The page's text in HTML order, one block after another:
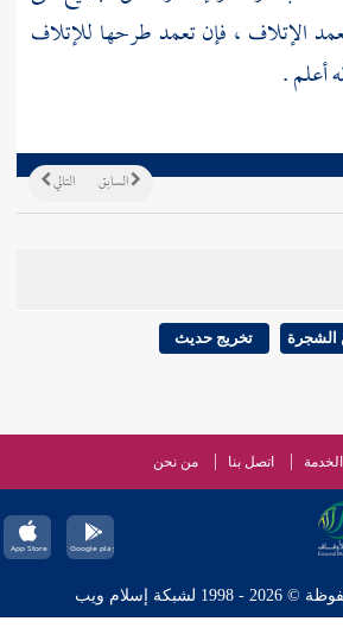
الإتلاف ، فإن تعمد طرحها للإتلاف
أعلم .
التالي السابق
الشجرة تخريج حديث
اتصل بنا من نحن
إسلام ويب